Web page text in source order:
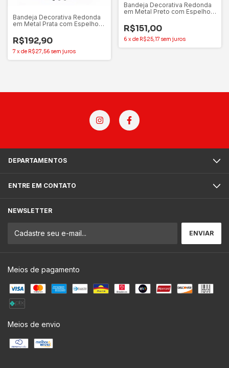
Bandeja Decorativa Redonda
em Metal Prata com Espelho
24,5cm
R$192,90
7 xde R$27,56 sem juros
Bandeja Decorativa Redonda
em Metal Preto com Espelho
19,5cm
R$151,00
6 xde R$25,17 sem juros
DEPARTAMENTOS
ENTRE EM CONTATO
NEWSLETTER
Meios de pagamento
Meios de envio